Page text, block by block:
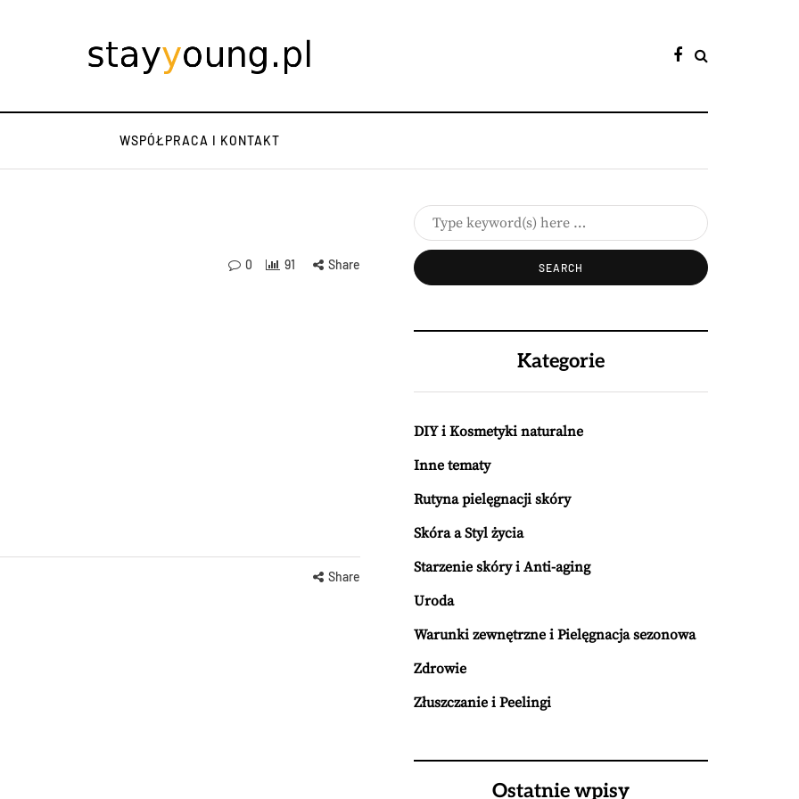
WSPÓŁPRACA I KONTAKT
0 91 Share
Share
Kategorie
DIY i Kosmetyki naturalne
Inne tematy
Rutyna pielęgnacji skóry
Skóra a Styl życia
Starzenie skóry i Anti-aging
Uroda
Warunki zewnętrzne i Pielęgnacja sezonowa
Zdrowie
Złuszczanie i Peelingi
Ostatnie wpisy